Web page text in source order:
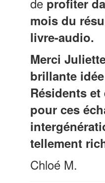
profiter
mois du
livre-audio.
Merci
brillante
Résidents
pour ces
tellement
Chloé M.